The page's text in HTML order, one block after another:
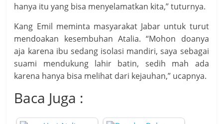
hanya itu yang bisa menyelamatkan kita,” tuturnya.
Kang Emil meminta masyarakat Jabar untuk turut
mendoakan kesembuhan Atalia. “Mohon doanya
aja karena ibu sedang isolasi mandiri, saya sebagai
suami mendukung lahir batin, sedih mah ada
karena hanya bisa melihat dari kejauhan,” ucapnya.
Baca Juga :